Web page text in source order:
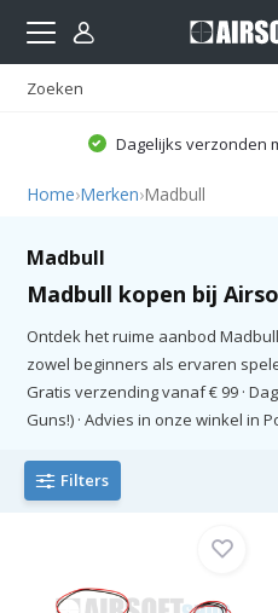
Dagelijks verzonden
Home›Merken›Madbull
Madbull
Madbull kopen bij
Ontdek het ruime aanbod
zowel beginners als ervaren
Gratis verzending vanaf € 99 ·
Guns!) · Advies in onze winkel in
Filters